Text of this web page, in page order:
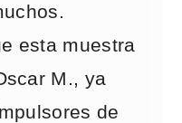
esta muestra
M., ya
de